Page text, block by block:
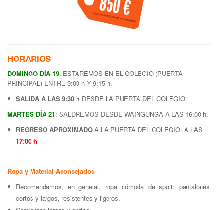
HORARIOS
DOMINGO DÍA 19: ESTAREMOS EN EL COLEGIO (PUERTA
PRINCIPAL) ENTRE 9:00 h Y 9:15 h.
SALIDA A LAS 9:30 h DESDE LA PUERTA DEL COLEGIO
MARTES DÍA 21: SALDREMOS DESDE WAINGUNGA A LAS 16:00 h.
REGRESO APROXIMADO A LA PUERTA DEL COLEGIO: A LAS
17:00 h
Ropa y Material Aconsejados
Recomendamos, en general, ropa cómoda de sport; pantalones
cortos y largos, resistentes y ligeros.